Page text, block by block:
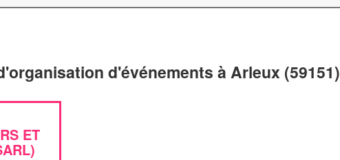
d'événements à Arleux (59151)
ET